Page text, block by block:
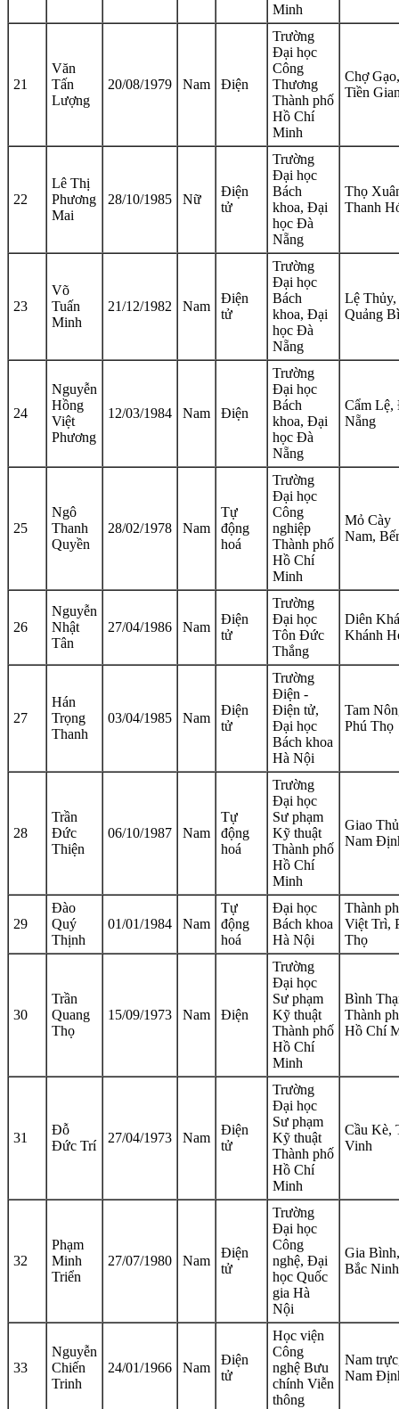
Minh
21
Văn
Tấn
Lượng
20/08/1979 Nam Điện
Trường
Đại học
Công
Thương
Thành phố
Hồ Chí
Minh
Chợ Gạo,
Tiền
22
Lê Thị
Phương
Mai
28/10/1985 Nữ
Điện
tử
Trường
Đại học
Bách
khoa, Đại
học Đà
Nẵng
Thọ
Thanh
23
Võ
Tuấn
Minh
21/12/1982 Nam
Điện
tử
Trường
Đại học
Bách
khoa, Đại
học Đà
Nẵng
Lệ Thủy,
Quảng
24
Nguyễn
Hồng
Việt
Phương
12/03/1984 Nam Điện
Trường
Đại học
Bách
khoa, Đại
học Đà
Nẵng
Cẩm Lệ,
Nẵng
25
Ngô
Thanh
Quyền
28/02/1978 Nam
Tự
động
hoá
Trường
Đại học
Công
nghiệp
Thành phố
Hồ Chí
Minh
Mỏ Cày
Nam,
26
Nguyễn
Nhật
Tân
27/04/1986 Nam
Điện
tử
Trường
Đại học
Tôn Đức
Thắng
Diên
Khánh
27
Hán
Trọng
Thanh
03/04/1985 Nam
Điện
tử
Trường
Điện -
Điện tử,
Đại học
Bách khoa
Hà Nội
Tam
Phú Thọ
28
Trần
Đức
Thiện
06/10/1987 Nam
Tự
động
hoá
Trường
Đại học
Sư phạm
Kỹ thuật
Thành phố
Hồ Chí
Minh
Giao
Nam
29
Đào
Quý
Thịnh
01/01/1984 Nam
Tự
động
hoá
Đại học
Bách khoa
Hà Nội
Thành
Việt Trì,
Thọ
30
Trần
Quang
Thọ
15/09/1973 Nam Điện
Trường
Đại học
Sư phạm
Kỹ thuật
Thành phố
Hồ Chí
Minh
Bình
Thành
Hồ Chí
31
Đỗ
Đức Trí
27/04/1973 Nam
Điện
tử
Trường
Đại học
Sư phạm
Kỹ thuật
Thành phố
Hồ Chí
Minh
Cầu Kè,
Vinh
32
Phạm
Minh
Triển
27/07/1980 Nam
Điện
tử
Trường
Đại học
Công
nghệ, Đại
học Quốc
gia Hà
Nội
Gia Bình,
Bắc Ninh
33
Nguyễn
Chiến
Trinh
24/01/1966 Nam
Điện
tử
Học viện
Công
nghệ Bưu
chính Viễn
thông
Nam
Nam